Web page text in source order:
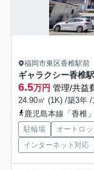
福岡市東区香椎駅前
ギャラクシー香椎
6.5万円 管理/共益
24.90㎡ (1K) /築3年 /
鹿児島本線「香椎
駐輪場 オートロッ
インターネット対応